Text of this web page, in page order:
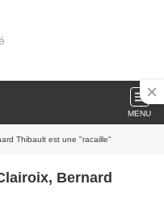
MENU
Thibault est une "racaille"
Bernard